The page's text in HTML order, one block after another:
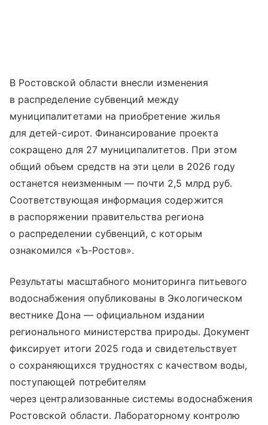
В Ростовской области внесли изменения
в распределение субвенций между
муниципалитетами на приобретение жилья
для детей-сирот. Финансирование проекта
сокращено для 27 муниципалитетов. При этом
общий объем средств на эти цели в 2026 году
останется неизменным — почти 2,5 млрд руб.
Соответствующая информация содержится
в распоряжении правительства региона
о распределении субвенций, с которым
ознакомился «Ъ-Ростов».
Результаты масштабного мониторинга питьевого
водоснабжения опубликованы в Экологическом
вестнике Дона — официальном издании
регионального министерства природы. Документ
фиксирует итоги 2025 года и свидетельствует
о сохраняющихся трудностях с качеством воды,
поступающей потребителям
через централизованные системы водоснабжения
Ростовской области. Лабораторному контролю